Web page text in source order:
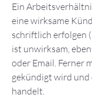
Ein
eine wirksame
schriftlich erfolgen
ist unwirksam,
oder Email. Ferner
gekündigt wird und
handelt.